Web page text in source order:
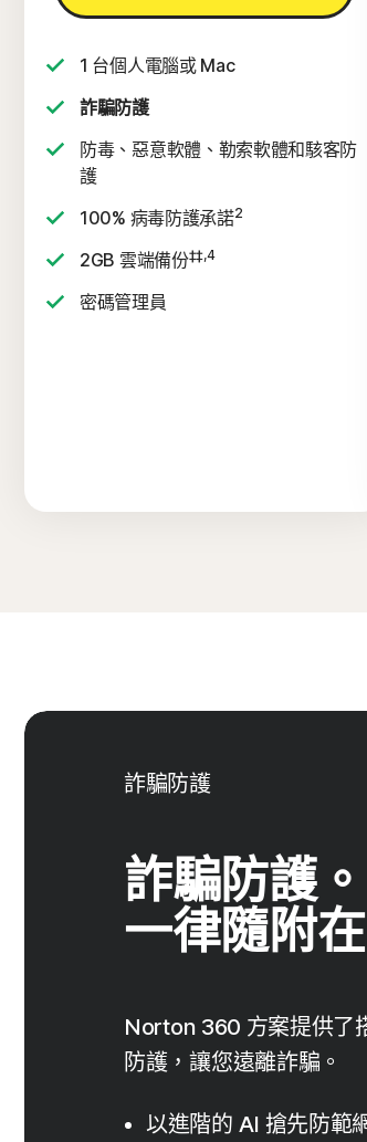
1 台個人電腦或 Mac
詐騙防護
防毒、惡意軟體、勒索軟體和駭客防
護
100% 病毒防護承諾2
2GB 雲端備份‡‡,4
密碼管理員
詐騙防護
詐騙防護。
一律隨附
Norton 360 方案提供了
防護，讓您遠離詐騙。
以進階的 AI 搶先防範